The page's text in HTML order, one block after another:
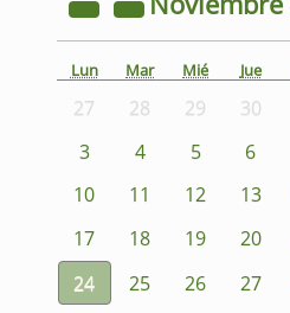
Lun Mar Mié Jue
27 28 29 30
3
4 5 6
10
11 12 13
17
18 19 20
24
25 26 27